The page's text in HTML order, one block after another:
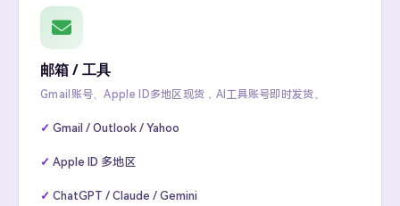
邮箱 / 工具
Gmail账号、Apple ID多地区现货，AI工具账号即时发货。
Gmail / Outlook / Yahoo
Apple ID 多地区
ChatGPT / Claude / Gemini